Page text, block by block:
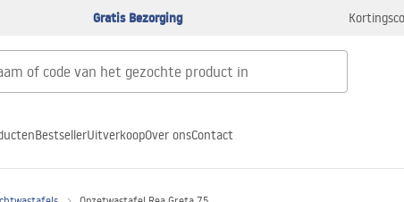
Gratis Bezorging
BestsellerUitverkoopOver onsContact